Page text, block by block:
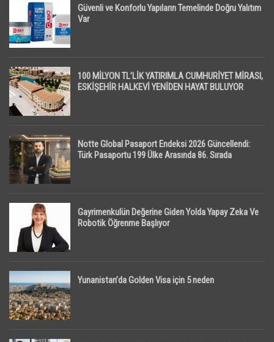
Güvenli ve Konforlu Yapıların Temelinde Doğru Yalıtım
Var
100 MİLYON TL’LİK YATIRIMLA CUMHURİYET MİRASI,
ESKİŞEHİR HALKEVİ YENİDEN HAYAT BULUYOR
Notte Global Pasaport Endeksi 2026 Güncellendi:
Türk Pasaportu 199 Ülke Arasında 86. Sırada
Gayrimenkulün Değerine Giden Yolda Yapay Zeka Ve
Robotik Öğrenme Başlıyor
Yunanistan’da Golden Visa için 5 neden